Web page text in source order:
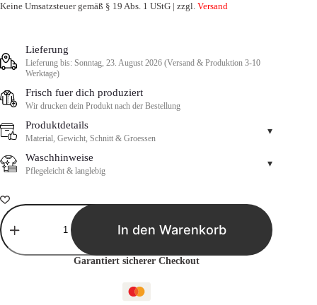
Keine Umsatzsteuer gemäß § 19 Abs. 1 UStG | zzgl. Versand
Lieferung
Lieferung bis: Sonntag, 23. August 2026 (Versand & Produktion 3-10
Werktage)
Frisch fuer dich produziert
Wir drucken dein Produkt nach der Bestellung
Produktdetails
Material, Gewicht, Schnitt & Groessen
▾
Waschhinweise
Pflegeleicht & langlebig
▾
Ich
esse
Gehirne,
aber
keine
In den Warenkorb
Garantiert sicherer Checkout